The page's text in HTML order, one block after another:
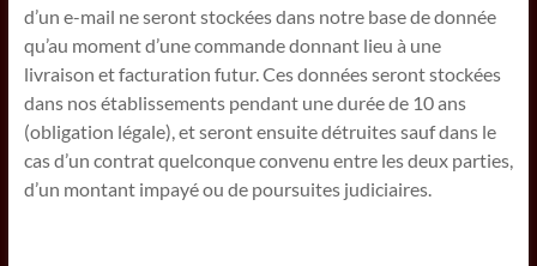
d’un e-mail ne seront stockées dans notre base de donnée
qu’au moment d’une commande donnant lieu à une
livraison et facturation futur. Ces données seront stockées
dans nos établissements pendant une durée de 10 ans
(obligation légale), et seront ensuite détruites sauf dans le
cas d’un contrat quelconque convenu entre les deux parties,
d’un montant impayé ou de poursuites judiciaires.